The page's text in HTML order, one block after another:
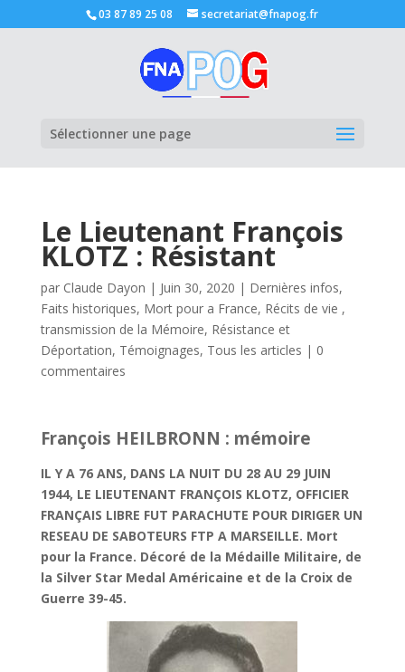
03 87 89 25 08 secretariat@fnapog.fr
Sélectionner une page
Le Lieutenant François
KLOTZ : Résistant
par Claude Dayon | Juin 30, 2020 | Dernières infos,
Faits historiques, Mort pour a France, Récits de vie ,
transmission de la Mémoire, Résistance et
Déportation, Témoignages, Tous les articles | 0
commentaires
François HEILBRONN : mémoire
IL Y A 76 ANS, DANS LA NUIT DU 28 AU 29 JUIN
1944, LE LIEUTENANT FRANÇOIS KLOTZ, OFFICIER
FRANÇAIS LIBRE FUT PARACHUTE POUR DIRIGER UN
RESEAU DE SABOTEURS FTP A MARSEILLE. Mort
pour la France. Décoré de la Médaille Militaire, de
la Silver Star Medal Américaine et de la Croix de
Guerre 39-45.